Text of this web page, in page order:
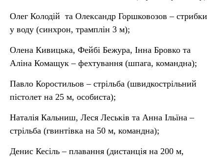
Олег Колодій та Олександр Горшковозов – стрибки
у воду (синхрон, трамплін 3 м);
Олена Кивицька, Фейбі Бежура, Інна Бровко та
Аліна Комащук – фехтування (шпага, командна);
Павло Коростильов – стрільба (швидкострільний
пістолет на 25 м, особиста);
Наталія Кальниш, Леся Леськів та Анна Ільїна –
стрільба (гвинтівка на 50 м, командна);
Денис Кесіль – плавання (дистанція на 200 м,